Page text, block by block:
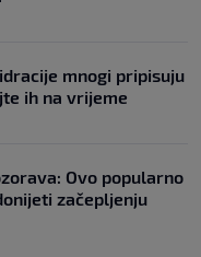
mnogi pripisuju
ih na vrijeme
Ovo popularno
začepljenju